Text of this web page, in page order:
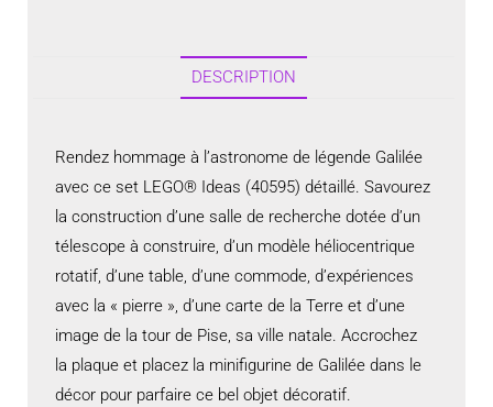
DESCRIPTION
Rendez hommage à l’astronome de légende Galilée
avec ce set LEGO® Ideas (40595) détaillé. Savourez
la construction d’une salle de recherche dotée d’un
télescope à construire, d’un modèle héliocentrique
rotatif, d’une table, d’une commode, d’expériences
avec la « pierre », d’une carte de la Terre et d’une
image de la tour de Pise, sa ville natale. Accrochez
la plaque et placez la minifigurine de Galilée dans le
décor pour parfaire ce bel objet décoratif.